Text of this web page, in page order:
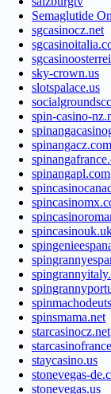
Semaglutide
sgcasinocz.net
sky-crown.us
slotspalace.us
spin-casino-
spinangacz.com
spinangapl.com
spinsmama.net
starcasinocz.net
staycasino.us
stonevegas-
stonevegas.us